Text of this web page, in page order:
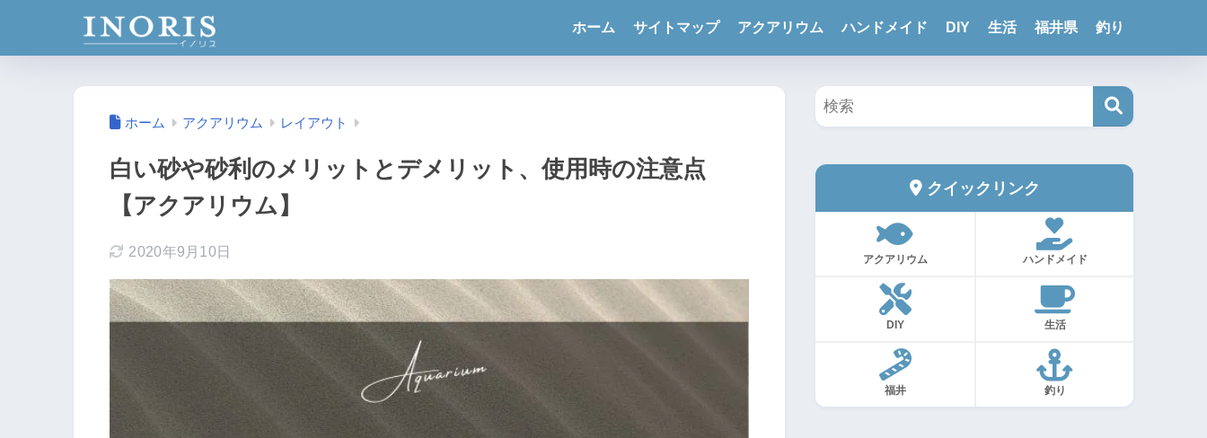
ホーム サイトマップ アクアリウム ハンドメイド DIY 生活 福井県 釣り
ホーム アクアリウム レイアウト
白い砂や砂利のメリットとデメリット、使用時の注意点
【アクアリウム】
2020年9月10日
クイックリンク
アクアリウム ハンドメイド
DIY 生活
福井 釣り